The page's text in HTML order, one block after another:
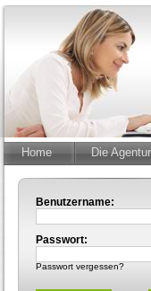
Home Die Agentur
Benutzername:
Passwort:
Passwort vergessen?